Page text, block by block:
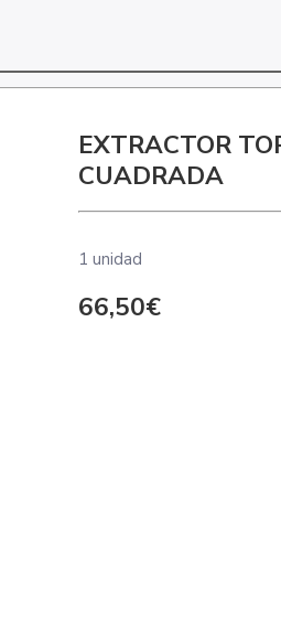
EXTRACTOR
CUADRADA
1 unidad
66,50€